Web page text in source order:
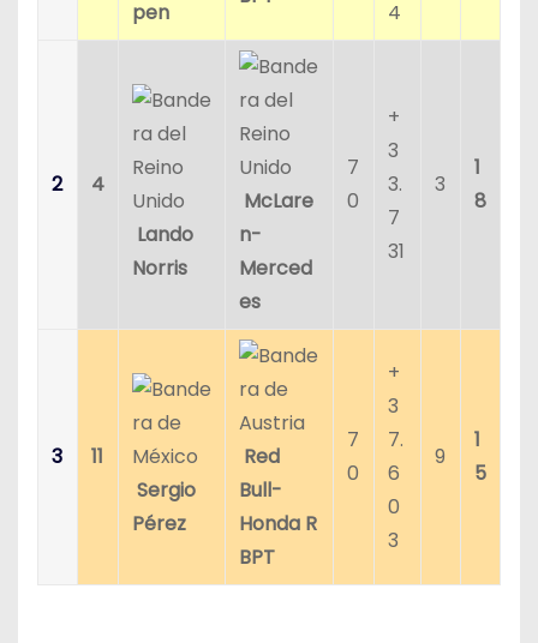
pen 4
2
4
Lando
Norris
McLare
n-
Merced
es
7
0
+
3
3.
7
31
3
1
8
3
11
Sergio
Pérez
Red
Bull-
Honda R
BPT
7
0
+
3
7.
6
0
3
9
1
5